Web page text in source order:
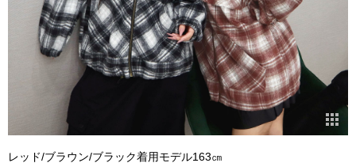
レッド/ブラウン/ブラック着用モデル163㎝